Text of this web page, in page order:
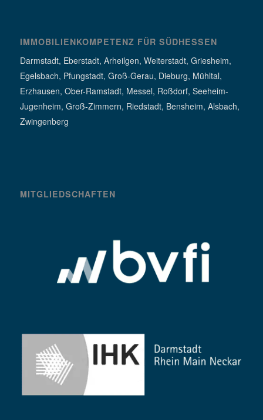
IMMOBILIENKOMPETENZ FÜR SÜDHESSEN
Darmstadt, Eberstadt, Arheilgen, Weiterstadt, Griesheim,
Egelsbach, Pfungstadt, Groß-Gerau, Dieburg, Mühltal,
Erzhausen, Ober-Ramstadt, Messel, Roßdorf, Seeheim-
Jugenheim, Groß-Zimmern, Riedstadt, Bensheim, Alsbach,
Zwingenberg
MITGLIEDSCHAFTEN